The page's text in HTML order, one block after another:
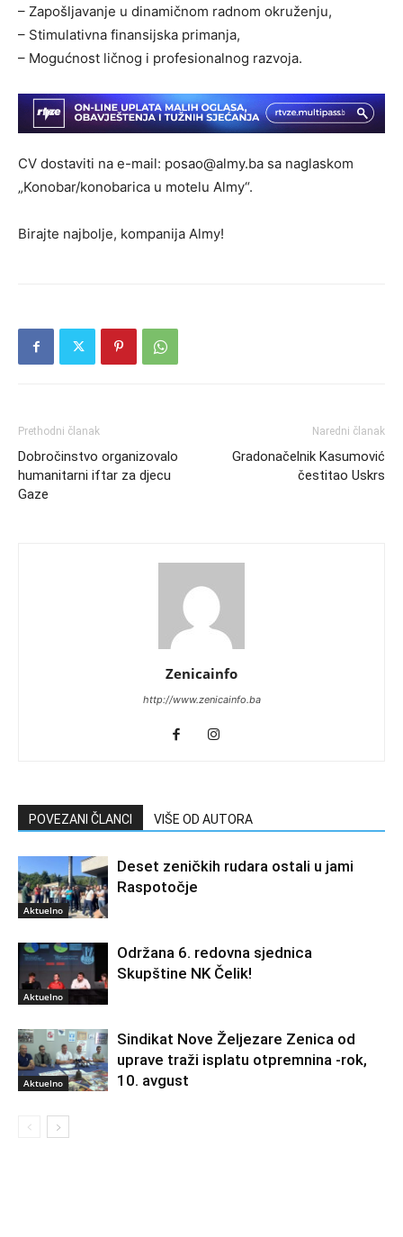
– Zapošljavanje u dinamičnom radnom okruženju,
– Stimulativna finansijska primanja,
– Mogućnost ličnog i profesionalnog razvoja.
CV dostaviti na e-mail: posao@almy.ba sa naglaskom
„Konobar/konobarica u motelu Almy“.
Birajte najbolje, kompanija Almy!
Prethodni članak
Dobročinstvo organizovalo
humanitarni iftar za djecu
Gaze
Naredni članak
Gradonačelnik Kasumović
čestitao Uskrs
Zenicainfo
http://www.zenicainfo.ba
POVEZANI ČLANCI VIŠE OD AUTORA
Aktuelno
Deset zeničkih rudara ostali u jami
Raspotočje
Aktuelno
Održana 6. redovna sjednica
Skupštine NK Čelik!
Aktuelno
Sindikat Nove Željezare Zenica od
uprave traži isplatu otpremnina -rok,
10. avgust